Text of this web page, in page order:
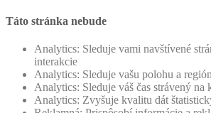
Táto stránka nebude
Analytics: Sleduje vami navštívené
interakcie
Analytics: Sleduje vašu polohu a
Analytics: Sleduje váš čas strávený na
Analytics: Zvyšuje kvalitu dát